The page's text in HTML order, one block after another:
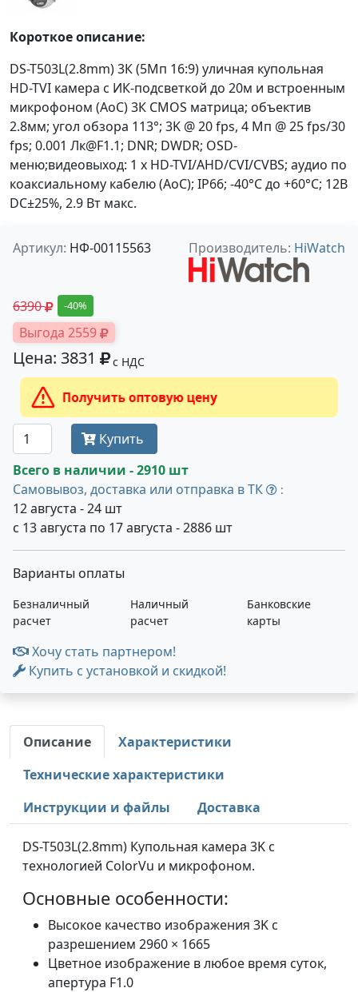
Короткое описание:
DS-T503L(2.8mm) 3К (5Мп 16:9) уличная купольная
HD-TVI камера с ИК-подсветкой до 20м и встроенным
микрофоном (AoC) 3К CMOS матрица; объектив
2.8мм; угол обзора 113°; 3K @ 20 fps, 4 Мп @ 25 fps/30
fps; 0.001 Лк@F1.1; DNR; DWDR; OSD-
меню;видеовыход: 1 х HD-TVI/AHD/CVI/CVBS; аудио по
коаксиальному кабелю (AoC); IP66; -40°С до +60°С; 12В
DC±25%, 2.9 Вт макс.
Артикул: НФ-00115563 Производитель: HiWatch
6390 -40%
Выгода 2559
Цена: 3831 с НДС
Получить оптовую цену
Купить
Всего в наличии - 2910 шт
Самовывоз, доставка или отправка в ТК
:
12 августа - 24 шт
с 13 августа по 17 августа - 2886 шт
Варианты оплаты
Безналичный
расчет
Наличный
расчет
Банковские
карты
Хочу стать партнером!
Купить с установкой и скидкой!
Описание
Характеристики
Технические характеристики
Инструкции и файлы
Доставка
DS-T503L(2.8mm) Купольная камера 3K с
технологией ColorVu и микрофоном.
Основные особенности:
Высокое качество изображения 3K c
разрешением 2960 × 1665
Цветное изображение в любое время суток,
апертура F1.0